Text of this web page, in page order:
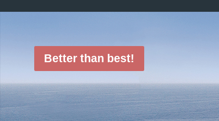
Better than best!
我们确保您的货物以最经济的成本运输